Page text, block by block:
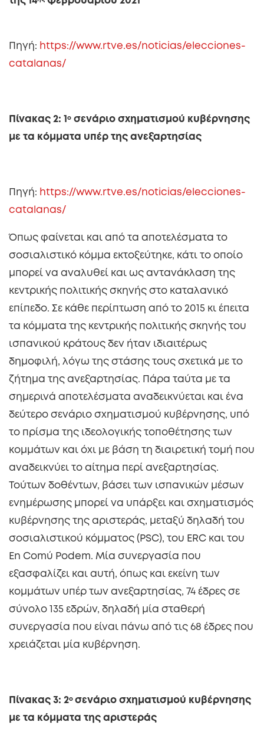
Πηγή: https://www.rtve.es/noticias/elecciones-
catalanas/
Πίνακας 2: 1 ο σενάριο σχηματισμού κυβέρνησης
με τα κόμματα υπέρ της ανεξαρτησίας
Πηγή: https://www.rtve.es/noticias/elecciones-
catalanas/
Όπως φαίνεται και από τα αποτελέσματα το
σοσιαλιστικό κόμμα εκτοξεύτηκε, κάτι το οποίο
μπορεί να αναλυθεί και ως αντανάκλαση της
κεντρικής πολιτικής σκηνής στο καταλανικό
επίπεδο. Σε κάθε περίπτωση από το 2015 κι έπειτα
τα κόμματα της κεντρικής πολιτικής σκηνής του
ισπανικού κράτους δεν ήταν ιδιαιτέρως
δημοφιλή, λόγω της στάσης τους σχετικά με το
ζήτημα της ανεξαρτησίας. Πάρα ταύτα με τα
σημερινά αποτελέσματα αναδεικνύεται και ένα
δεύτερο σενάριο σχηματισμού κυβέρνησης, υπό
το πρίσμα της ιδεολογικής τοποθέτησης των
κομμάτων και όχι με βάση τη διαιρετική τομή που
αναδεικνύει το αίτημα περί ανεξαρτησίας.
Τούτων δοθέντων, βάσει των ισπανικών μέσων
ενημέρωσης μπορεί να υπάρξει και σχηματισμός
κυβέρνησης της αριστεράς, μεταξύ δηλαδή του
σοσιαλιστικού κόμματος (PSC), του ERC και του
En Comú Podem. Μία συνεργασία που
εξασφαλίζει και αυτή, όπως και εκείνη των
κομμάτων υπέρ των ανεξαρτησίας, 74 έδρες σε
σύνολο 135 εδρών, δηλαδή μία σταθερή
συνεργασία που είναι πάνω από τις 68 έδρες που
χρειάζεται μία κυβέρνηση.
Πίνακας 3: 2ο σενάριο σχηματισμού κυβέρνησης
με τα κόμματα της αριστεράς